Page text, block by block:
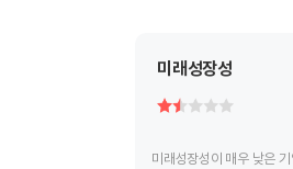
미래성장성
미래성장성이 매우 낮은